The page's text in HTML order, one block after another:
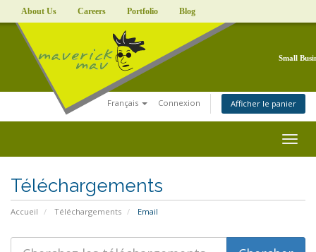
About Us Careers Portfolio Blog
Small
Français Connexion Afficher le panier
Téléchargements
Accueil Téléchargements Email